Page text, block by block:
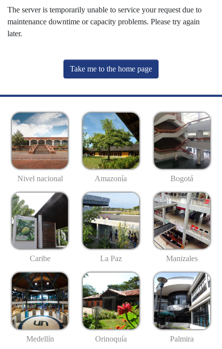
The server is temporarily unable to service your request due to
maintenance downtime or capacity problems. Please try again
later.
Take me to the home page
Nivel nacional Amazonía Bogotá
Caribe La Paz Manizales
Medellín Orinoquía Palmira